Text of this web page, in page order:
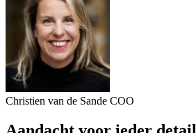
Christien van de Sande COO